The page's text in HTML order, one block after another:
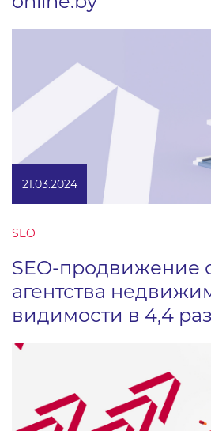
21.03.2024
SEO
SEO-продвижение
агентства
видимости в 4,4